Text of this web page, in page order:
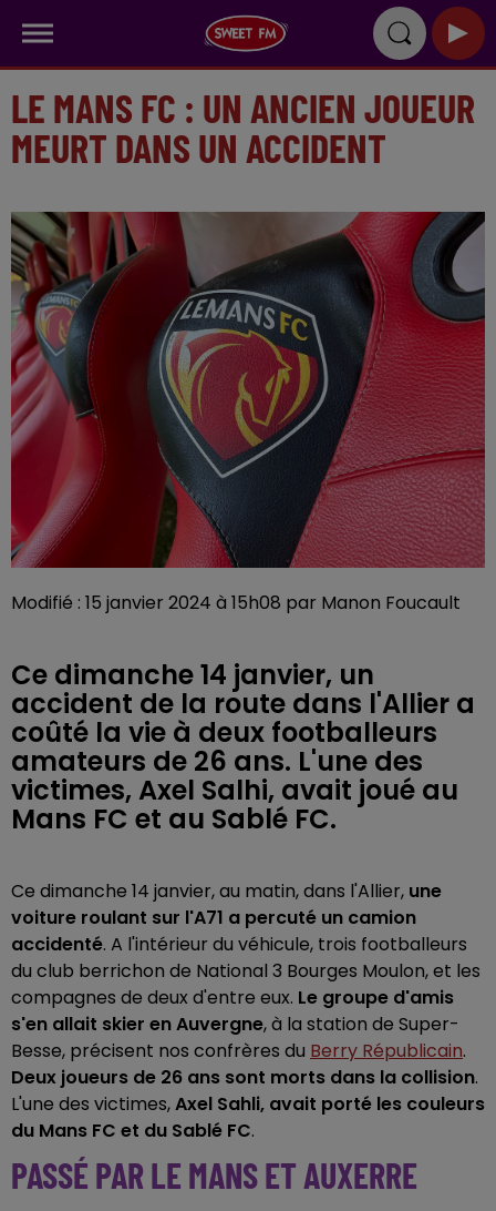
LE MANS FC : UN ANCIEN JOUEUR
MEURT DANS UN ACCIDENT
Modifié : 15 janvier 2024 à 15h08 par Manon Foucault
Ce dimanche 14 janvier, un
accident de la route dans l'Allier a
coûté la vie à deux footballeurs
amateurs de 26 ans. L'une des
victimes, Axel Salhi, avait joué au
Mans FC et au Sablé FC.
Ce dimanche 14 janvier, au matin, dans l'Allier, une
voiture roulant sur l'A71 a percuté un camion
accidenté. A l'intérieur du véhicule, trois footballeurs
du club berrichon de National 3 Bourges Moulon, et les
compagnes de deux d'entre eux. Le groupe d'amis
s'en allait skier en Auvergne, à la station de Super-
Besse, précisent nos confrères du Berry Républicain.
Deux joueurs de 26 ans sont morts dans la collision.
L'une des victimes,Axel Sahli, avait porté les couleurs
du Mans FC et du Sablé FC.
PASSÉ PAR LE MANS ET AUXERRE